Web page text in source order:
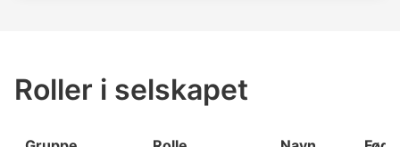
Roller i selskapet